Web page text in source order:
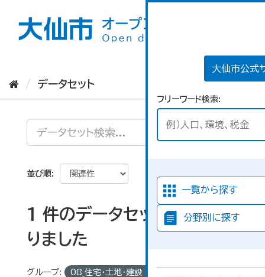
大仙市公式
フリーワード検索
一覧から探す
分野別に探す
データセット
並び順
1 件のデータセットが見つか
りました
グループ: 08_住宅・土地・建設